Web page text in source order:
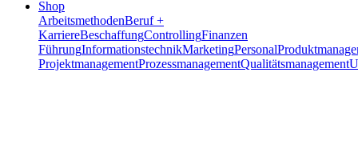
Shop
ArbeitsmethodenBeruf +
KarriereBeschaffungControllingFinanzen
FührungInformationstechnikMarketingPersonal
ProjektmanagementProzessmanagementQualitätsmanagement